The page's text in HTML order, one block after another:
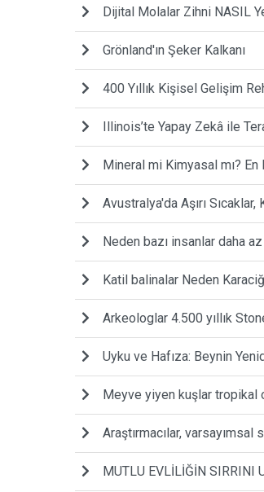
Dijital Molalar Zihni NASIL
Grönland'ın Şeker Kalkanı
400 Yıllık Kişisel Gelişim
Illinois’te Yapay Zekâ ile
Mineral mi Kimyasal mı?
Avustralya'da Aşırı
Neden bazı insanlar daha
Katil balinalar Neden
Arkeologlar 4.500 yıllık
Uyku ve Hafıza: Beynin
Meyve yiyen kuşlar tropikal
Araştırmacılar,
MUTLU EVLİLİĞİN SIRRINI